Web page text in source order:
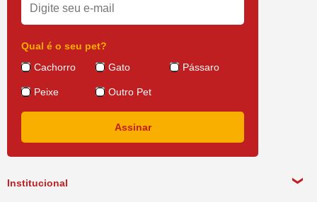
Institucional
Qual é o seu pet?
Cachorro
Gato Pássaro
Peixe Outro Pet